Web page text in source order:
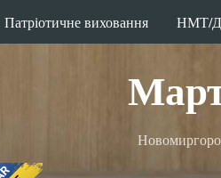
Перейти до
Патріотичне виховання НМТ/